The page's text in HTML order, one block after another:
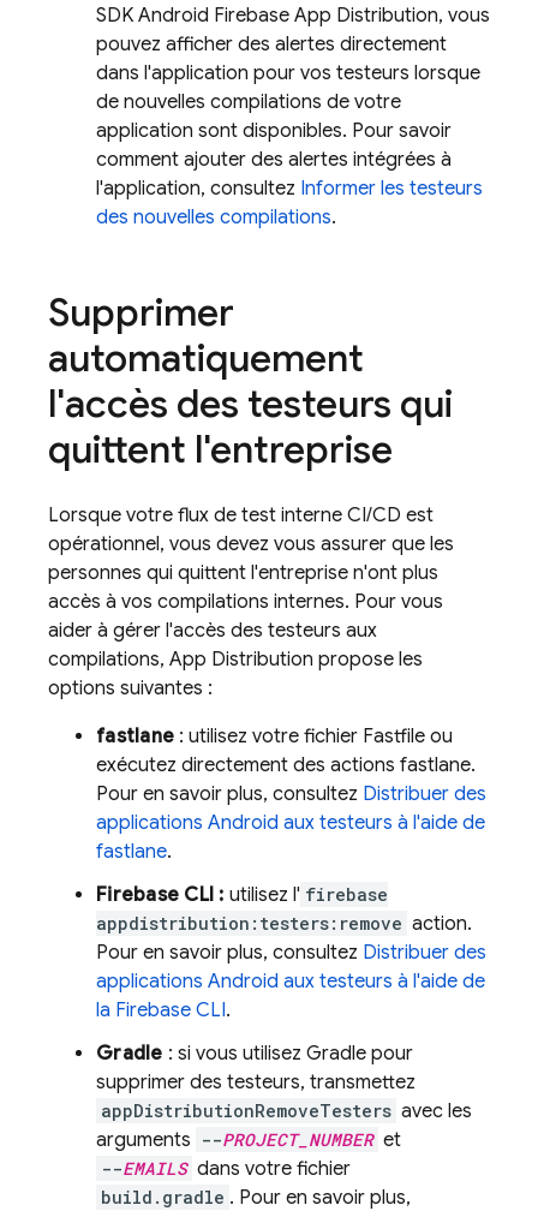
SDK Android Firebase App Distribution, vous
pouvez afficher des alertes directement
dans l'application pour vos testeurs lorsque
de nouvelles compilations de votre
application sont disponibles. Pour savoir
comment ajouter des alertes intégrées à
l'application, consultez Informer les testeurs
des nouvelles compilations.
Supprimer
automatiquement
l'accès des testeurs qui
quittent l'entreprise
Lorsque votre flux de test interne CI/CD est
opérationnel, vous devez vous assurer que les
personnes qui quittent l'entreprise n'ont plus
accès à vos compilations internes. Pour vous
aider à gérer l'accès des testeurs aux
compilations, App Distribution propose les
options suivantes :
fastlane : utilisez votre fichier Fastfile ou
exécutez directement des actions fastlane.
Pour en savoir plus, consultez Distribuer des
applications Android aux testeurs à l'aide de
fastlane.
Firebase CLI : utilisez l' firebase
appdistribution:testers:remove action.
Pour en savoir plus, consultez Distribuer des
applications Android aux testeurs à l'aide de
la Firebase CLI.
Gradle : si vous utilisez Gradle pour
supprimer des testeurs, transmettez
appDistributionRemoveTesters avec les
arguments --PROJECT_NUMBER et
--EMAILS dans votre fichier
build.gradle . Pour en savoir plus,